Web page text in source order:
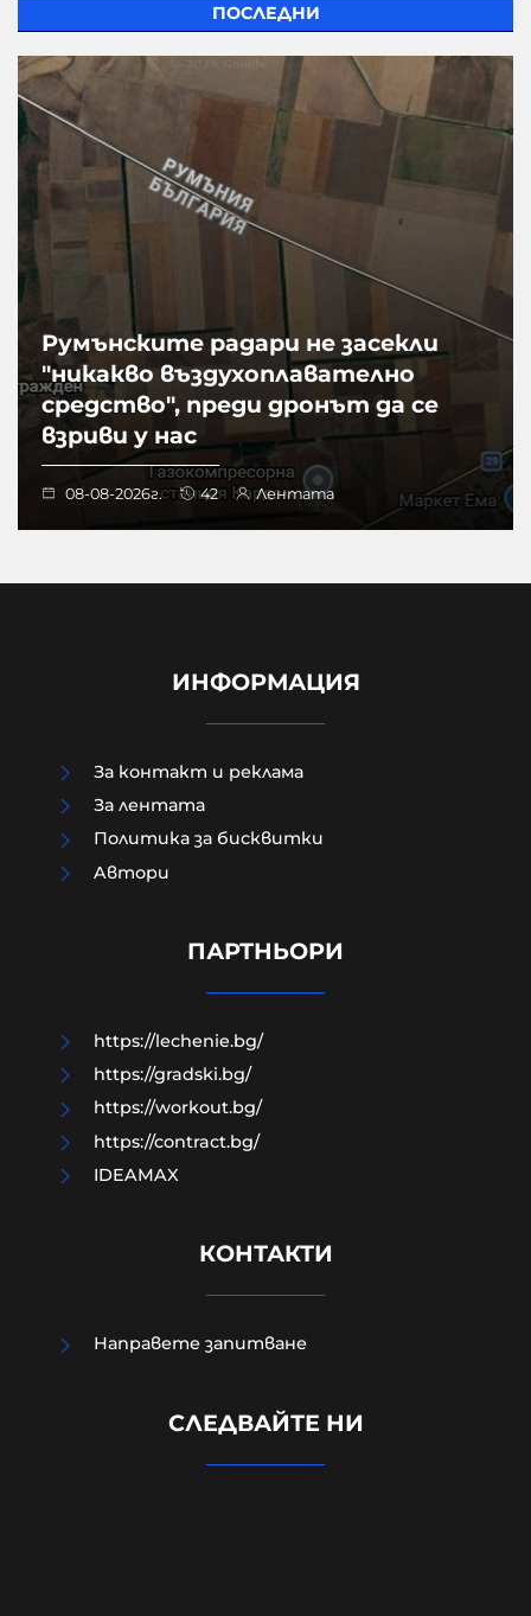
ПОСЛЕДНИ
Румънските радари не засекли
"никакво въздухоплавателно
средство", преди дронът да се
взриви у нас
08-08-2026г. 42 Лентата
МО след анализ на останките
дрон-примамка "Майя"
Израелският посланик за
случай. Не разбирам защо се
ИНФОРМАЦИЯ
За контакт и реклама
За лентата
Политика за бисквитки
Aвтори
ПАРТНЬОРИ
https://lechenie.bg/
https://gradski.bg/
https://workout.bg/
https://contract.bg/
IDEAMAX
КОНТАКТИ
Направете запитване
СЛЕДВАЙТЕ НИ